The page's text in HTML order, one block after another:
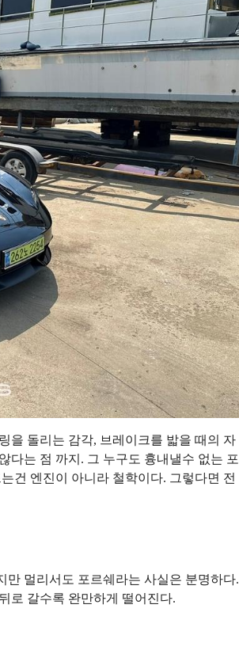
을 돌리는 감각, 브레이크를 밟을 때의 자
다는 점 까지. 그 누구도 흉내낼수 없는 포
건 엔진이 아니라 철학이다. 그렇다면 전
만 멀리서도 포르쉐라는 사실은 분명하다.
로 갈수록 완만하게 떨어진다.